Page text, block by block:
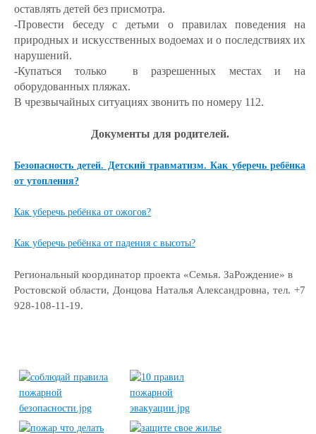
оставлять детей без присмотра.
-Провести беседу с детьми о правилах поведения на
природных и искусственных водоемах и о последствиях их
нарушений.
-Купаться только в разрешенных местах и на
оборудованных пляжах.
В чрезвычайных ситуациях звонить по номеру 112.
Документы для родителей.
Безопасность детей. Детский травматизм. Как уберечь ребёнка
от утопления?
Как уберечь ребёнка от ожогов?
Как уберечь ребёнка от падения с высоты?
Региональный координатор проекта «Семья. ЗаРождение» в
Ростовской области, Донцова Наталья Александровна, тел. +7
928-108-11-19.